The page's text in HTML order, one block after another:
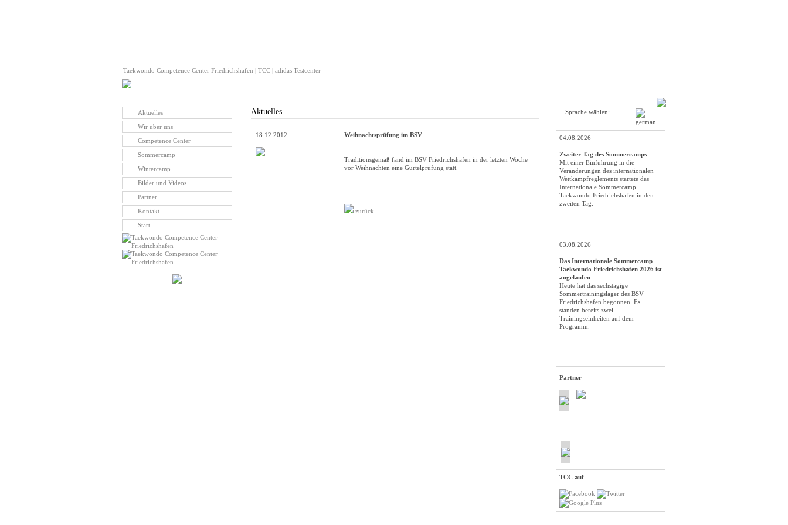
Taekwondo Competence Center Friedrichshafen | TCC | adidas Testcenter
Aktuelles
Wir über uns
Competence Center
Sommercamp
Wintercamp
Bilder und Videos
Partner
Kontakt
Start
Aktuelles
18.12.2012 Weihnachtsprüfung im BSV
Traditionsgemäß fand im BSV Friedrichshafen in der letzten Woche
vor Weihnachten eine Gürtelprüfung statt.
zurück
Sprache wählen:
04.08.2026
Zweiter Tag des Sommercamps
Mit einer Einführung in die
Veränderungen des internationalen
Wettkampfreglements startete das
Internationale Sommercamp
Taekwondo Friedrichshafen in den
zweiten Tag.
03.08.2026
Das Internationale Sommercamp
Taekwondo Friedrichshafen 2026 ist
angelaufen
Heute hat das sechstägige
Sommertrainingslager des BSV
Friedrichshafen begonnen. Es
standen bereits zwei
Trainingseinheiten auf dem
Programm.
Partner
TCC auf